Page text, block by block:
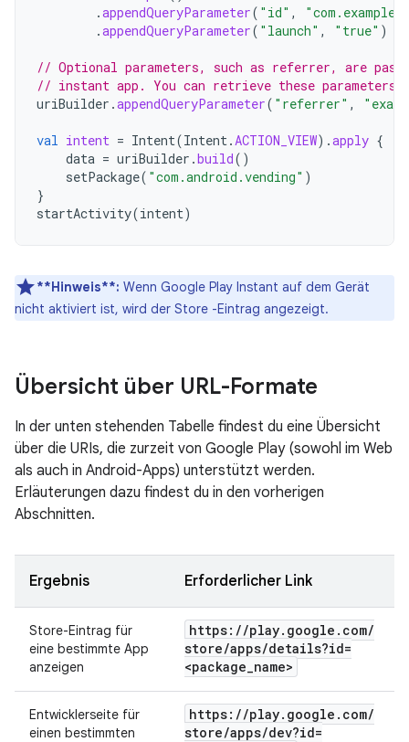
.appendQueryParameter( "id" ,
.appendQueryParameter( "launch" , "true" )
// Optional parameters, such as referrer, are
// instant app. You can retrieve these
uriBuilder .appendQueryParameter( "referrer" ,
val intent = Intent(Intent.ACTION_VIEW).apply {
data = uriBuilder .build()
setPackage( "com.android.vending" )
}
startActivity(intent)
**Hinweis**: Wenn Google Play Instant auf dem Gerät
nicht aktiviert ist, wird der Store -Eintrag angezeigt.
Übersicht über URL-Formate
In der unten stehenden Tabelle findest du eine Übersicht
über die URIs, die zurzeit von Google Play (sowohl im Web
als auch in Android-Apps) unterstützt werden.
Erläuterungen dazu findest du in den vorherigen
Abschnitten.
Ergebnis Erforderlicher Link
Store-Eintrag für
eine bestimmte App
anzeigen
https: //play. google . com/
store/apps/details?id=
<package_name>
Entwicklerseite für
einen bestimmten
https: //play. google . com/
store/apps/dev?id=